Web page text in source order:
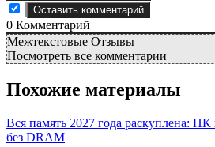
0 Комментарий
Межтекстовые Отзывы
Посмотреть все комментарии
Похожие материалы
Вся память 2027 года раскуплена:
без DRAM